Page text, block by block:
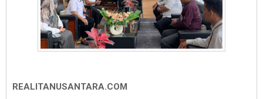
REALITANUSANTARA.COM